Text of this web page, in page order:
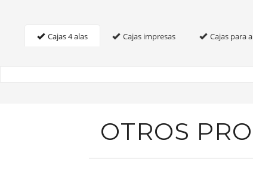
Cajas 4 alas Cajas impresas Cajas para
OTROS